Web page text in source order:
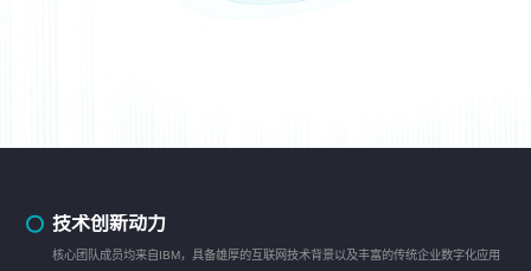
技术创新动力
核心团队成员均来自IBM，具备雄厚的互联网技术背景以及丰富的传统企业数字化应用